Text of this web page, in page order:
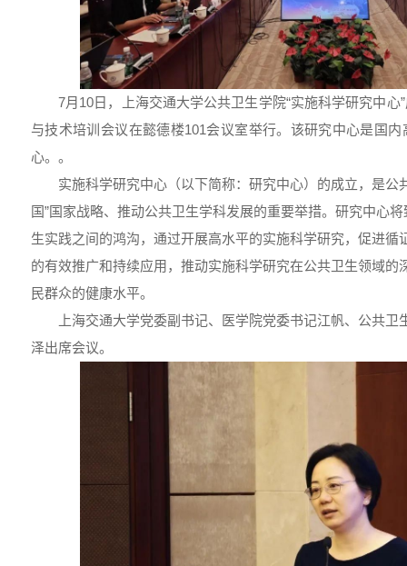
7月10日，上海交通大学公共卫生学院“实施科学研究中心
与技术培训会议在懿德楼101会议室举行。该研究中心是国
心。。
实施科学研究中心（以下简称：研究中心）的成立，是公
国”国家战略、推动公共卫生学科发展的重要举措。研究中心
生实践之间的鸿沟，通过开展高水平的实施科学研究，促进循
的有效推广和持续应用，推动实施科学研究在公共卫生领域的
民群众的健康水平。
上海交通大学党委副书记、医学院党委书记江帆、公共
泽出席会议。